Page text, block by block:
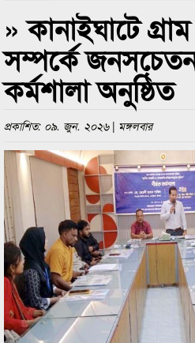
পুরস্কার বিতরণ সম্পন্ন
সিলেটে
» কানাইঘাটে
সম্পর্কে
কর্মশালা অনুষ্ঠিত
প্রকাশিত: ০৯. জুন. ২০২৬ | মঙ্গলবার